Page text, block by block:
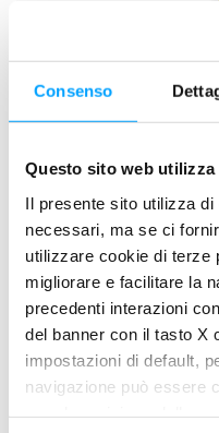
Consenso
Questo sito web utilizza
Il presente sito utilizza
necessari, ma se ci
utilizzare cookie di terze
migliorare e facilitare la
precedenti interazioni
del banner con il tasto X
impostazioni di default,
navigazione può essere
SCHEDA TECNICA
PROPRIETÀ
Grasso al litio multiuso,
dalle spiccate proprietà EP